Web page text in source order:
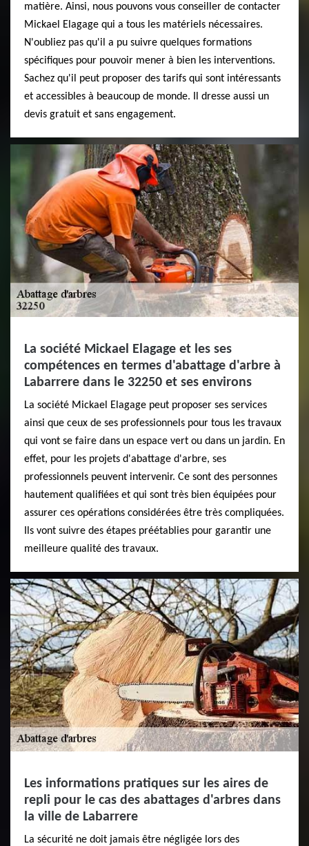
matière. Ainsi, nous pouvons vous conseiller de contacter
Mickael Elagage qui a tous les matériels nécessaires.
N'oubliez pas qu'il a pu suivre quelques formations
spécifiques pour pouvoir mener à bien les interventions.
Sachez qu'il peut proposer des tarifs qui sont intéressants
et accessibles à beaucoup de monde. Il dresse aussi un
devis gratuit et sans engagement.
La société Mickael Elagage et les ses
compétences en termes d'abattage d'arbre à
Labarrere dans le 32250 et ses environs
La société Mickael Elagage peut proposer ses services
ainsi que ceux de ses professionnels pour tous les travaux
qui vont se faire dans un espace vert ou dans un jardin. En
effet, pour les projets d'abattage d'arbre, ses
professionnels peuvent intervenir. Ce sont des personnes
hautement qualifiées et qui sont très bien équipées pour
assurer ces opérations considérées être très compliquées.
Ils vont suivre des étapes préétablies pour garantir une
meilleure qualité des travaux.
Les informations pratiques sur les aires de
repli pour le cas des abattages d'arbres dans
la ville de Labarrere
La sécurité ne doit jamais être négligée lors des